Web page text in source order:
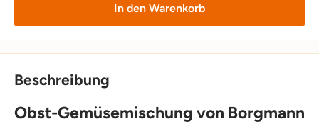
In den Warenkorb
Beschreibung
Obst-Gemüsemischung von Borgmann